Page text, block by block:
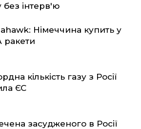
без інтерв'ю
Німеччина купить у
кількість газу з Росії
ЄС
засудженого в Росії